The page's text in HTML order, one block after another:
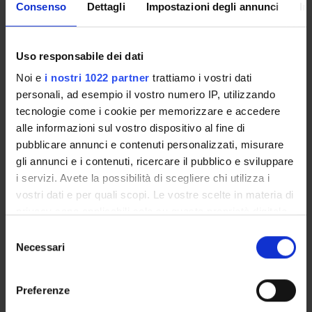
Consenso Dettagli Impostazioni degli annunci
Uso responsabile dei dati
Noi e i nostri 1022 partner trattiamo i vostri dati
personali, ad esempio il vostro numero IP, utilizzando
tecnologie come i cookie per memorizzare e accedere
alle informazioni sul vostro dispositivo al fine di
pubblicare annunci e contenuti personalizzati, misurare
gli annunci e i contenuti, ricercare il pubblico e sviluppare
i servizi. Avete la possibilità di scegliere chi utilizza i
vostri dati e per quali scopi. Le vostre scelte in materia di
modificare o revocare il proprio consenso in qualsiasi
momento dalla Dichiarazione sui cookie o facendo clic
delNecessari
Preferenze
implantologia
Classe di appartenenza : MASTER - Classe per i
Master (ateneo)
Sede : Verona
Master in Riabilitazione delle gravi atrofie
del mascellare con impianti zigomatici
Classe di appartenenza : MASTER - Classe per i
Sede : Verona